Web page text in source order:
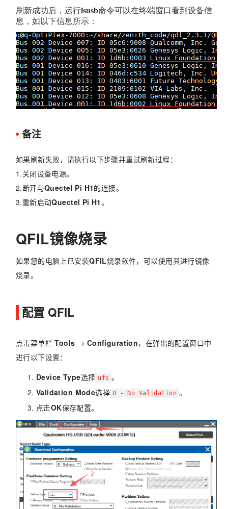
备注
如果刷新失败，请执行以下步骤并重试刷新过程：
1.关闭设备电源。
2.断开与Quectel Pi H1的连接。
3.重新启动Quectel Pi H1。
QFIL镜像烧录
如果您的电脑上已安装QFIL烧录软件，可以使用其进行镜像
烧录。
配置 QFIL
点击菜单栏Tools → Configuration，在弹出的配置窗口中
进行以下设置：
Device Type选择 ufs 。
Validation Mode选择 0 - No Validation 。
点击OK保存配置。